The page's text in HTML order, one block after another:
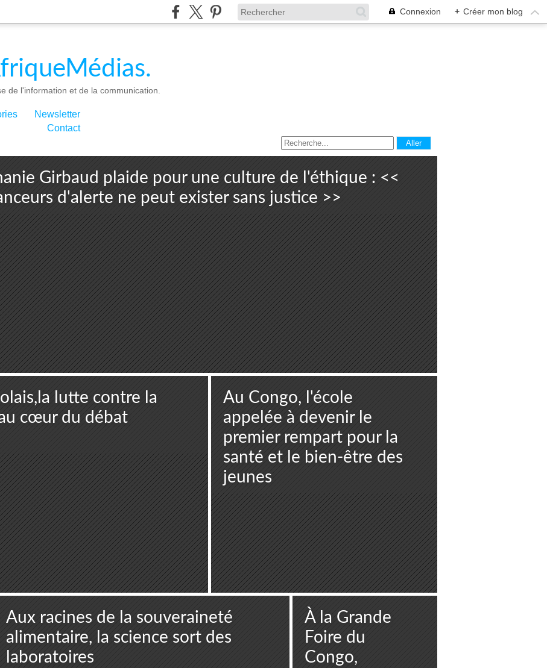
Connexion + Créer mon blog
de l'information et de la communication.
Newsletter
Contact
Girbaud plaide pour une culture de l'éthique : <<
d'alerte ne peut exister sans justice >>
lutte contre la
cœur du débat
Au Congo, l'école
appelée à devenir le
premier rempart pour la
santé et le bien-être des
jeunes
Aux racines de la souveraineté
alimentaire, la science sort des
laboratoires
À la Grande
Foire du
Congo,